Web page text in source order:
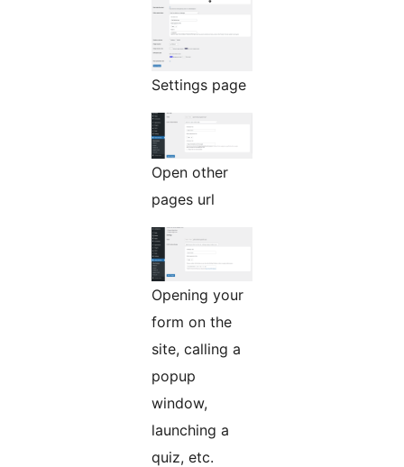
Settings page
Open other
pages url
Opening your
form on the
site, calling a
popup
window,
launching a
quiz, etc.